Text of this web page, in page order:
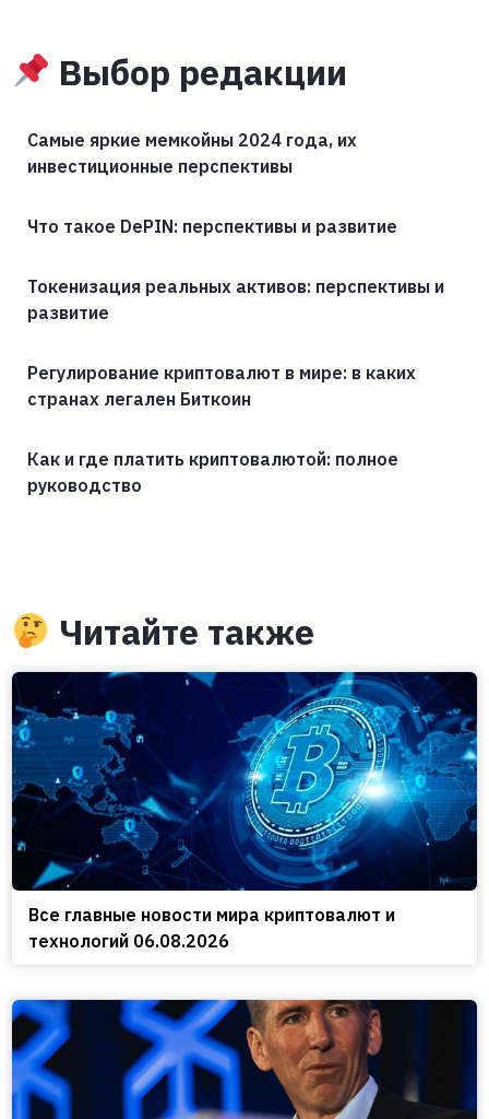
Выбор редакции
Самые яркие мемкойны 2024 года, их
инвестиционные перспективы
Что такое DePIN: перспективы и развитие
Токенизация реальных активов: перспективы и
развитие
Регулирование криптовалют в мире: в каких
странах легален Биткоин
Как и где платить криптовалютой: полное
руководство
Читайте также
Все главные новости мира криптовалют и
технологий 06.08.2026